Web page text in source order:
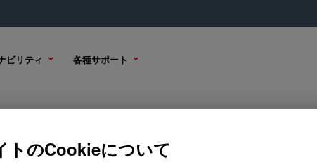
ビリティ 各種サポート
トのCookieについて